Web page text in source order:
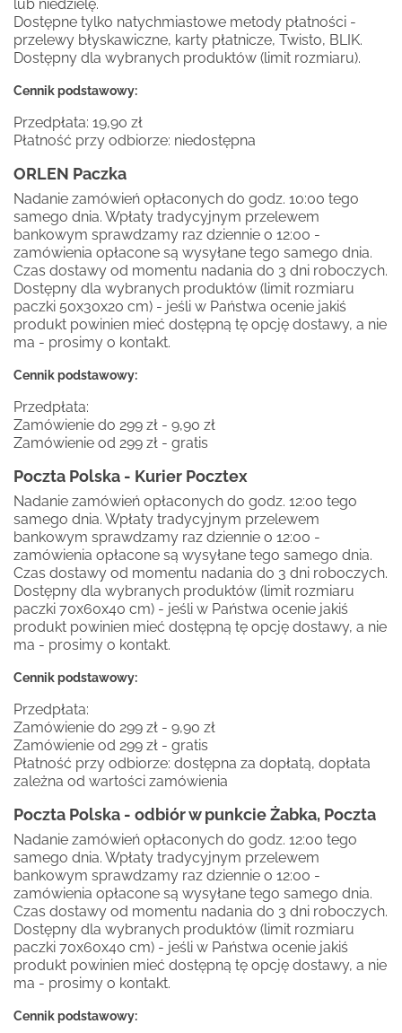
lub niedzielę.
Dostępne tylko natychmiastowe metody płatności -
przelewy błyskawiczne, karty płatnicze, Twisto, BLIK.
Dostępny dla wybranych produktów (limit rozmiaru).
Cennik podstawowy:
Przedpłata: 19,90 zł
Płatność przy odbiorze: niedostępna
ORLEN Paczka
Nadanie zamówień opłaconych do godz. 10:00 tego
samego dnia. Wpłaty tradycyjnym przelewem
bankowym sprawdzamy raz dziennie o 12:00 -
zamówienia opłacone są wysyłane tego samego dnia.
Czas dostawy od momentu nadania do 3 dni roboczych.
Dostępny dla wybranych produktów (limit rozmiaru
paczki 50x30x20 cm) - jeśli w Państwa ocenie jakiś
produkt powinien mieć dostępną tę opcję dostawy, a nie
ma - prosimy o kontakt.
Cennik podstawowy:
Przedpłata:
Zamówienie do 299 zł - 9,90 zł
Zamówienie od 299 zł - gratis
Poczta Polska - Kurier Pocztex
Nadanie zamówień opłaconych do godz. 12:00 tego
samego dnia. Wpłaty tradycyjnym przelewem
bankowym sprawdzamy raz dziennie o 12:00 -
zamówienia opłacone są wysyłane tego samego dnia.
Czas dostawy od momentu nadania do 3 dni roboczych.
Dostępny dla wybranych produktów (limit rozmiaru
paczki 70x60x40 cm) - jeśli w Państwa ocenie jakiś
produkt powinien mieć dostępną tę opcję dostawy, a nie
ma - prosimy o kontakt.
Cennik podstawowy:
Przedpłata:
Zamówienie do 299 zł - 9,90 zł
Zamówienie od 299 zł - gratis
Płatność przy odbiorze: dostępna za dopłatą, dopłata
zależna od wartości zamówienia
Poczta Polska - odbiór w punkcie Żabka, Poczta
Nadanie zamówień opłaconych do godz. 12:00 tego
samego dnia. Wpłaty tradycyjnym przelewem
bankowym sprawdzamy raz dziennie o 12:00 -
zamówienia opłacone są wysyłane tego samego dnia.
Czas dostawy od momentu nadania do 3 dni roboczych.
Dostępny dla wybranych produktów (limit rozmiaru
paczki 70x60x40 cm) - jeśli w Państwa ocenie jakiś
produkt powinien mieć dostępną tę opcję dostawy, a nie
ma - prosimy o kontakt.
Cennik podstawowy: